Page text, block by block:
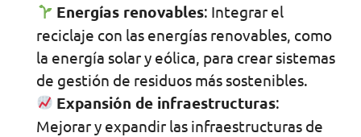
Energías renovables: Integrar el
reciclaje con las energías renovables, como
la energía solar y eólica, para crear sistemas
de gestión de residuos más sostenibles.
Expansión de infraestructuras:
Mejorar y expandir las infraestructuras de